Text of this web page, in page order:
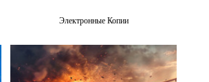
Электронные Копии